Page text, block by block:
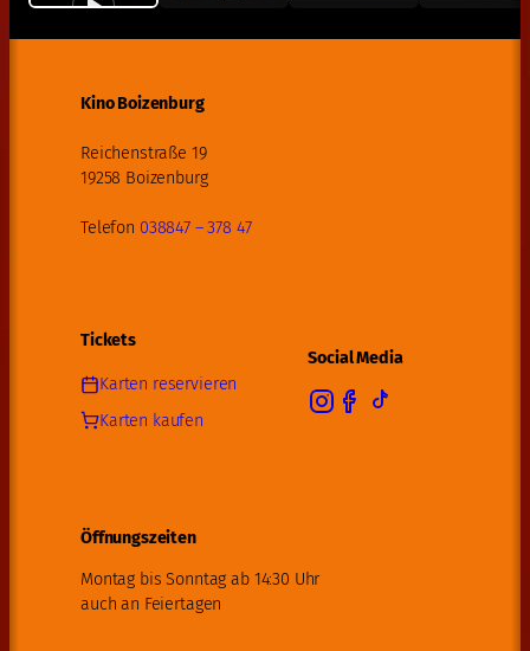
Kino Boizenburg
Reichenstraße 19
19258 Boizenburg
Telefon 038847 – 378 47
Tickets
Karten reservieren
Karten kaufen
Social Media
Öffnungszeiten
Montag bis Sonntag ab 14:30 Uhr
auch an Feiertagen